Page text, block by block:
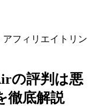
フィリエイトリン
の評判は悪
徹底解説